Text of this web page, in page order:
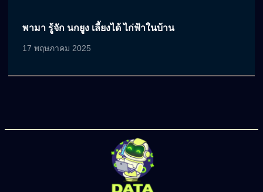
พามา รู้จัก นกยูง เลี้ยงได้ ไก่ฟ้าในบ้าน
17 พฤษภาคม 2025